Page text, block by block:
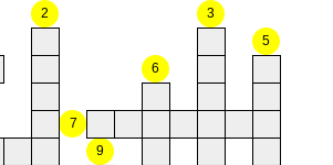
2
3
5
6
7
9